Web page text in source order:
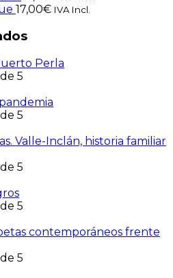
17,00€ IVA Incl.
Perla
de 5
de 5
Valle-Inclán, historia familiar
de 5
de 5
contemporáneos frente
de 5